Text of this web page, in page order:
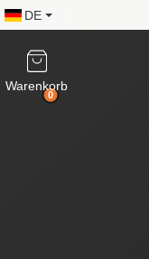
DE
0
Warenkorb